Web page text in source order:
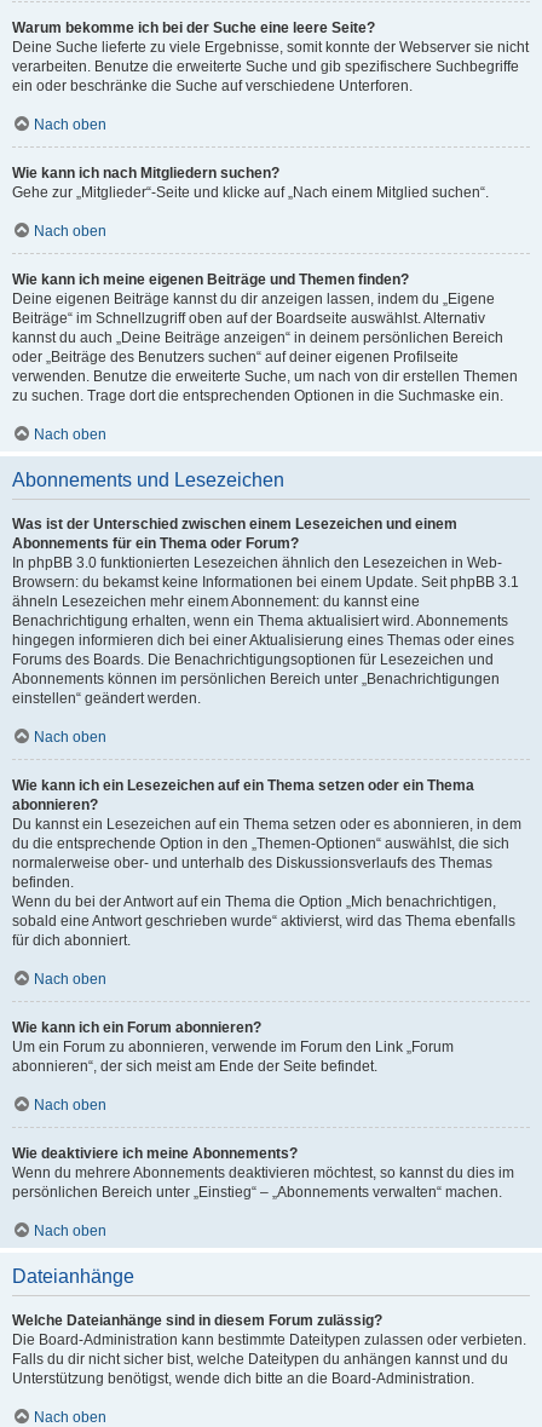
Warum bekomme ich bei der Suche eine leere Seite?
Deine Suche lieferte zu viele Ergebnisse, somit konnte der Webserver sie nicht
verarbeiten. Benutze die erweiterte Suche und gib spezifischere Suchbegriffe
ein oder beschränke die Suche auf verschiedene Unterforen.
Nach oben
Wie kann ich nach Mitgliedern suchen?
Gehe zur „Mitglieder“-Seite und klicke auf „Nach einem Mitglied suchen“.
Nach oben
Wie kann ich meine eigenen Beiträge und Themen finden?
Deine eigenen Beiträge kannst du dir anzeigen lassen, indem du „Eigene
Beiträge“ im Schnellzugriff oben auf der Boardseite auswählst. Alternativ
kannst du auch „Deine Beiträge anzeigen“ in deinem persönlichen Bereich
oder „Beiträge des Benutzers suchen“ auf deiner eigenen Profilseite
verwenden. Benutze die erweiterte Suche, um nach von dir erstellen Themen
zu suchen. Trage dort die entsprechenden Optionen in die Suchmaske ein.
Nach oben
Abonnements und Lesezeichen
Was ist der Unterschied zwischen einem Lesezeichen und einem
Abonnements für ein Thema oder Forum?
In phpBB 3.0 funktionierten Lesezeichen ähnlich den Lesezeichen in Web-
Browsern: du bekamst keine Informationen bei einem Update. Seit phpBB 3.1
ähneln Lesezeichen mehr einem Abonnement: du kannst eine
Benachrichtigung erhalten, wenn ein Thema aktualisiert wird. Abonnements
hingegen informieren dich bei einer Aktualisierung eines Themas oder eines
Forums des Boards. Die Benachrichtigungsoptionen für Lesezeichen und
Abonnements können im persönlichen Bereich unter „Benachrichtigungen
einstellen“ geändert werden.
Nach oben
Wie kann ich ein Lesezeichen auf ein Thema setzen oder ein Thema
abonnieren?
Du kannst ein Lesezeichen auf ein Thema setzen oder es abonnieren, in dem
du die entsprechende Option in den „Themen-Optionen“ auswählst, die sich
normalerweise ober- und unterhalb des Diskussionsverlaufs des Themas
befinden.
Wenn du bei der Antwort auf ein Thema die Option „Mich benachrichtigen,
sobald eine Antwort geschrieben wurde“ aktivierst, wird das Thema ebenfalls
für dich abonniert.
Nach oben
Wie kann ich ein Forum abonnieren?
Um ein Forum zu abonnieren, verwende im Forum den Link „Forum
abonnieren“, der sich meist am Ende der Seite befindet.
Nach oben
Wie deaktiviere ich meine Abonnements?
Wenn du mehrere Abonnements deaktivieren möchtest, so kannst du dies im
persönlichen Bereich unter „Einstieg“ – „Abonnements verwalten“ machen.
Nach oben
Dateianhänge
Welche Dateianhänge sind in diesem Forum zulässig?
Die Board-Administration kann bestimmte Dateitypen zulassen oder verbieten.
Falls du dir nicht sicher bist, welche Dateitypen du anhängen kannst und du
Unterstützung benötigst, wende dich bitte an die Board-Administration.
Nach oben